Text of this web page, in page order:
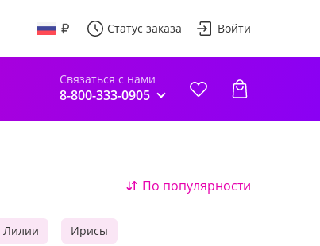
Статус заказа Войти
Связаться с нами
8-800-333-0905
По популярности
Лилии Ирисы